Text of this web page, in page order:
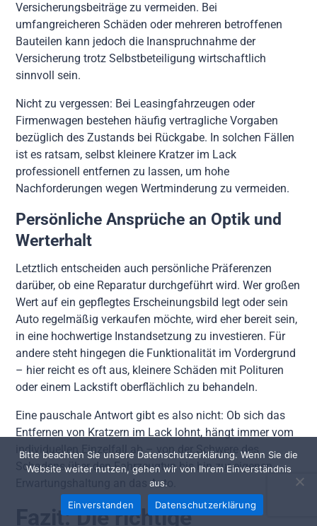
Versicherungsbeiträge zu vermeiden. Bei
umfangreicheren Schäden oder mehreren betroffenen
Bauteilen kann jedoch die Inanspruchnahme der
Versicherung trotz Selbstbeteiligung wirtschaftlich
sinnvoll sein.
Nicht zu vergessen: Bei Leasingfahrzeugen oder
Firmenwagen bestehen häufig vertragliche Vorgaben
bezüglich des Zustands bei Rückgabe. In solchen Fällen
ist es ratsam, selbst kleinere Kratzer im Lack
professionell entfernen zu lassen, um hohe
Nachforderungen wegen Wertminderung zu vermeiden.
Persönliche Ansprüche an Optik und
Werterhalt
Letztlich entscheiden auch persönliche Präferenzen
darüber, ob eine Reparatur durchgeführt wird. Wer großen
Wert auf ein gepflegtes Erscheinungsbild legt oder sein
Auto regelmäßig verkaufen möchte, wird eher bereit sein,
in eine hochwertige Instandsetzung zu investieren. Für
andere steht hingegen die Funktionalität im Vordergrund
– hier reicht es oft aus, kleinere Schäden mit Polituren
oder einem Lackstift oberflächlich zu behandeln.
Eine pauschale Antwort gibt es also nicht: Ob sich das
Entfernen von Kratzern im Lack lohnt, hängt immer vom
individuellen Einzelfall ab – von der Schwere des
Schadens über den Fahrzeugtyp bis hin zur eigenen
Erwartungshaltung an das Auto.
Fazit: Die richtige
Bitte beachten Sie unsere Datenschutzerklärung. Wenn Sie die
Website weiter nutzen, gehen wir von Ihrem Einverständnis
aus.
Einverstanden
Datenschutzerklärung